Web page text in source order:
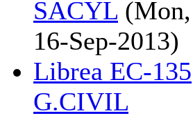
SACYL (Mon,
16-Sep-2013)
Librea EC-135
G.CIVIL